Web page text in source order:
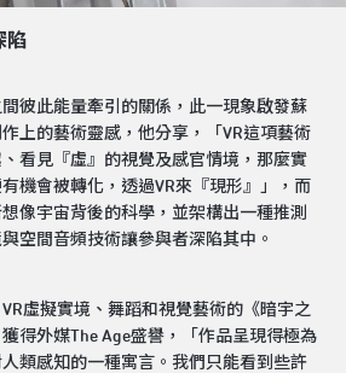
陷
彼此能量牽引的關係，此一現象啟發蘇
上的藝術靈感，他分享，「VR這項藝術
看見『虛』的視覺及感官情境，那麼實
機會被轉化，透過VR來『現形』」，而
想像宇宙背後的科學，並架構出一種推測
空間音頻技術讓參與者深陷其中。
虛擬實境、舞蹈和視覺藝術的《暗宇之
得外媒The Age盛譽，「作品呈現得極為
類感知的一種寓言。我們只能看到些許